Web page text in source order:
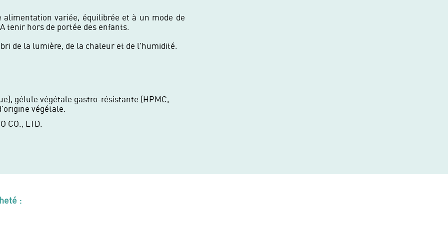
variée, équilibrée et à un mode de
tenir hors de portée des enfants.
de la lumière, de la chaleur et de l'humidité.
gélule végétale gastro-résistante (HPMC,
végétale.
CO., LTD.
: